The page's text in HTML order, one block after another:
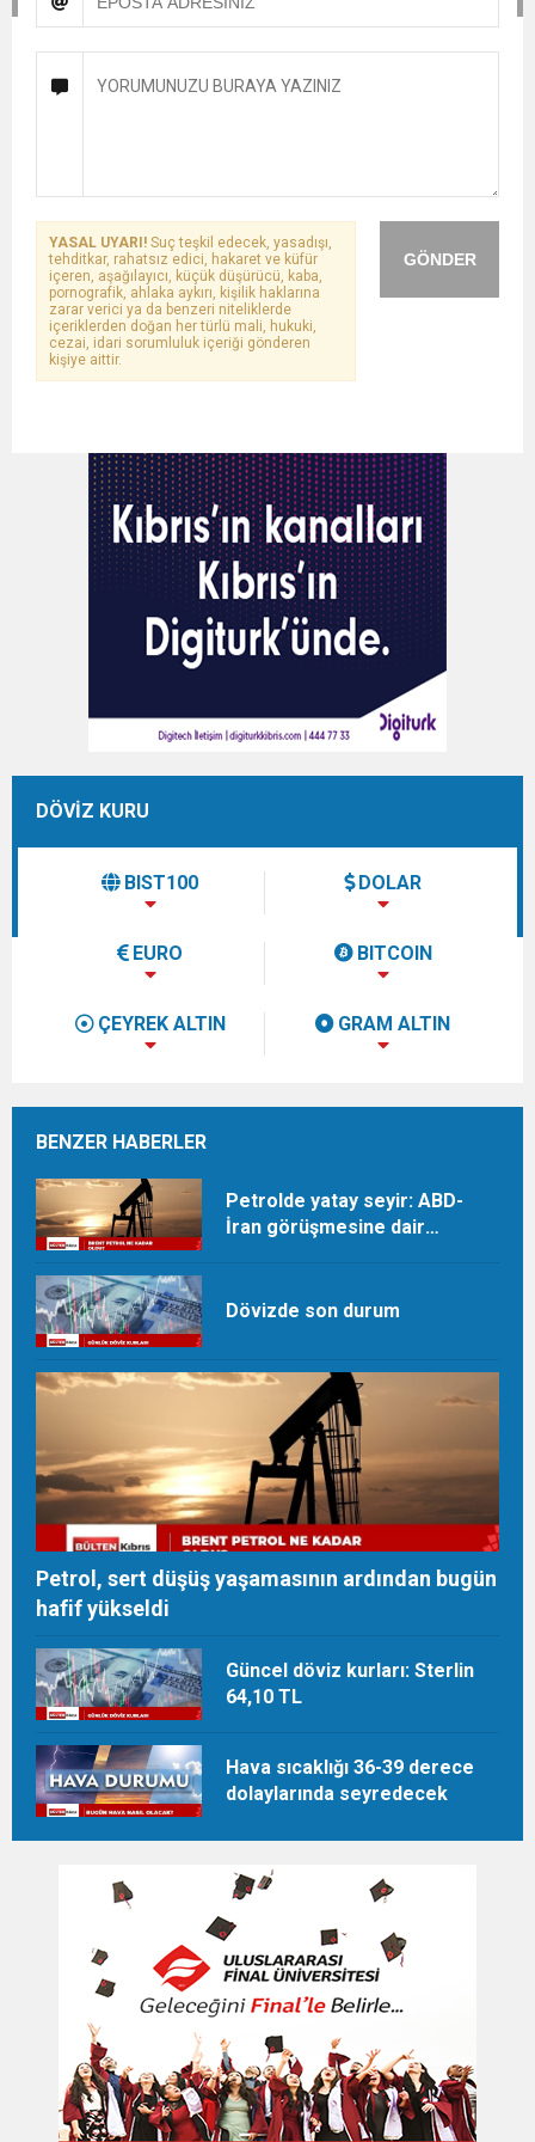
GÖNDER
YASAL UYARI! Suç teşkil edecek, yasadışı,
tehditkar, rahatsız edici, hakaret ve küfür
içeren, aşağılayıcı, küçük düşürücü, kaba,
pornografik, ahlaka aykırı, kişilik haklarına
zarar verici ya da benzeri niteliklerde
içeriklerden doğan her türlü mali, hukuki,
cezai, idari sorumluluk içeriği gönderen
kişiye aittir.
DÖVİZ KURU
BIST100 DOLAR
EURO BITCOIN
ÇEYREK ALTIN GRAM ALTIN
BENZER HABERLER
Petrolde yatay seyir: ABD-
İran görüşmesine dair
Dövizde son durum
Petrol, sert düşüş yaşamasının ardından bugün
hafif yükseldi
Güncel döviz kurları: Sterlin
64,10 TL
Hava sıcaklığı 36-39 derece
dolaylarında seyredecek